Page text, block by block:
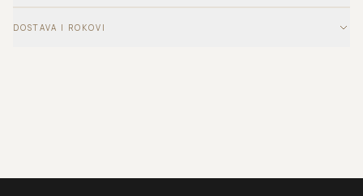
DOSTAVA I ROKOVI